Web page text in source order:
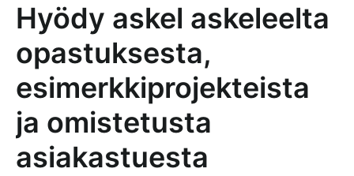
Hyödy askel askeleelta
opastuksesta,
esimerkkiprojekteista
ja omistetusta
asiakastuesta